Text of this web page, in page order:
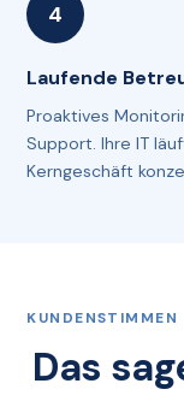
Laufende
Proaktives
Support. Ihre IT
Kerngeschäft
KUNDENSTIMMEN
Das